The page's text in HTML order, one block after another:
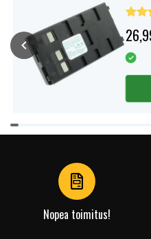
Item
1
Nopea toimitus!